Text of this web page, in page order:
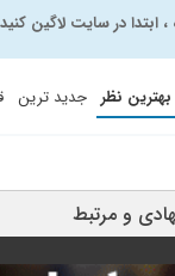
ابتدا در سایت لاگین
بهترین نظر جدید ترین
و مرتبط